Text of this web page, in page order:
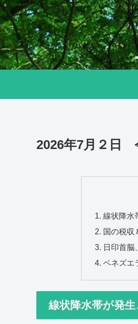
2026年7月２日
線状降水
国の税収
日印首脳
ベネズエ
線状降水帯が発